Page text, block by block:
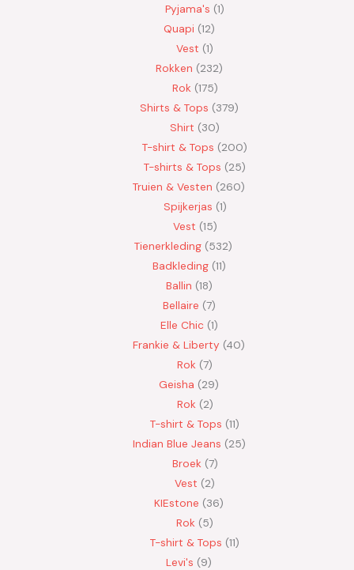
Pyjama's 1
Quapi 12
Vest 1
Rokken 232
Rok 175
Shirts & Tops 379
Shirt
30
T-shirt & Tops
200
T-shirts & Tops
25
Truien & Vesten
260
Spijkerjas 1
Vest 15
Tienerkleding 532
Badkleding 11
Ballin 18
Bellaire 7
Elle Chic 1
Frankie & Liberty 40
Rok 7
Geisha
29
Rok 2
T-shirt & Tops 11
Indian Blue Jeans 25
Broek 7
Vest
2
KIEstone
36
Rok 5
T-shirt & Tops 11
Levi's
9